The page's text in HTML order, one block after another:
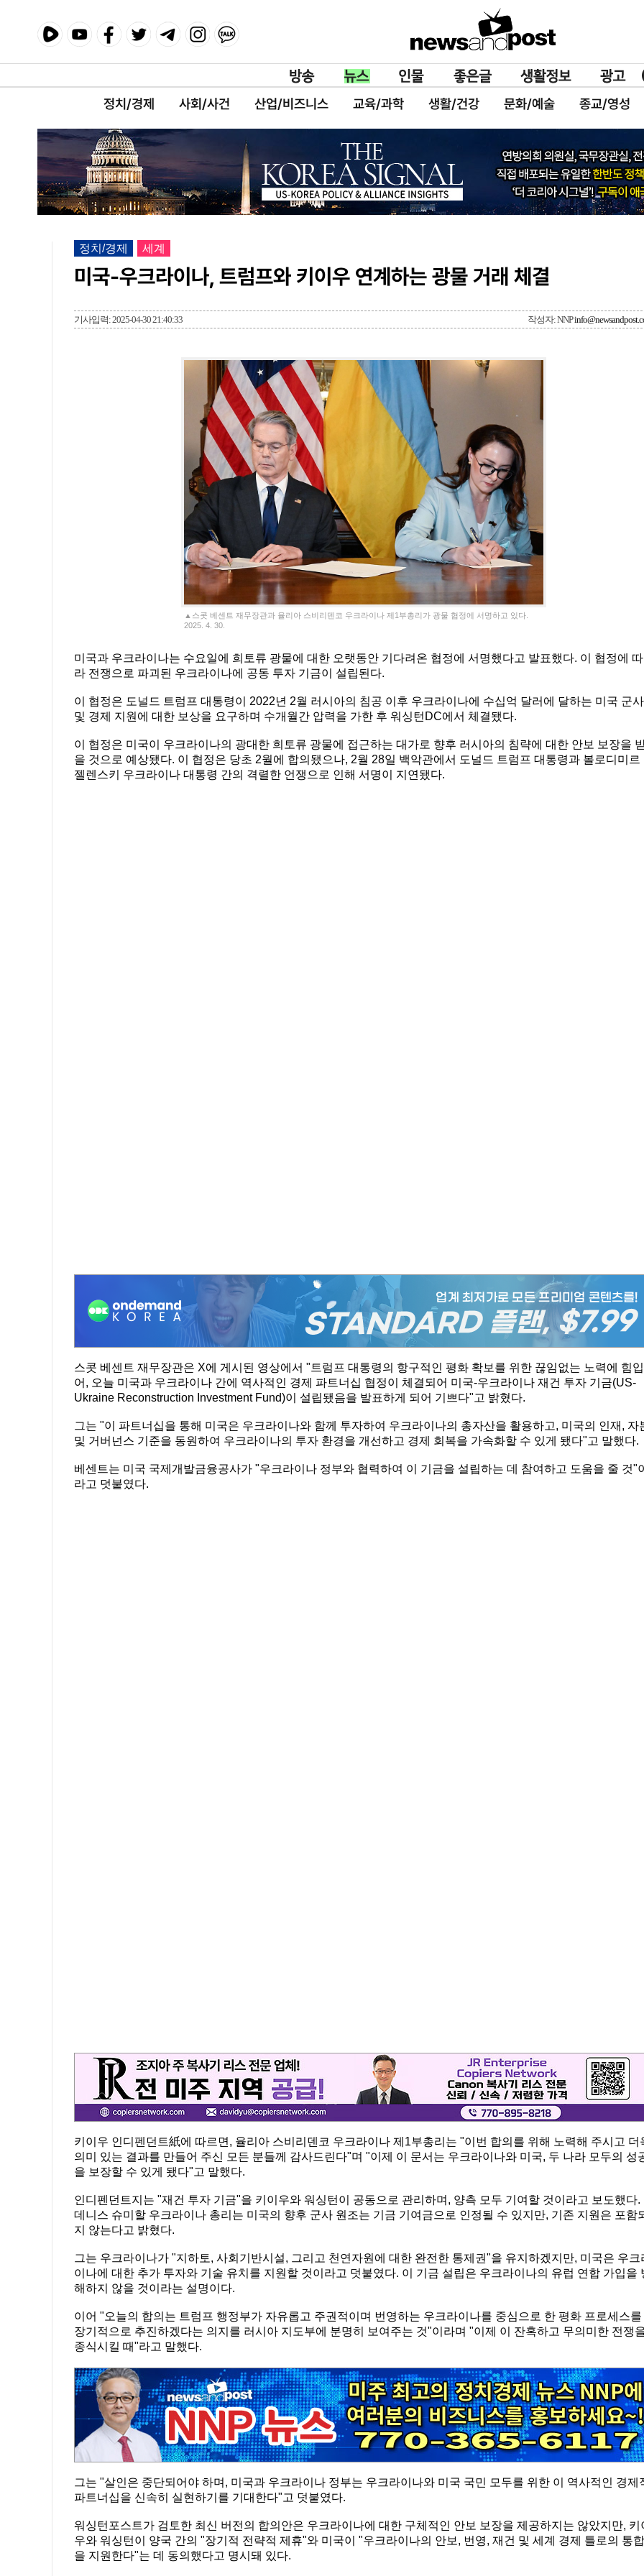
정치/경제 사회/사건 산업/비즈니스 교육/과학 생활/건강 문화/예술 종교/영성
정치/경제 세계
미국-우크라이나, 트럼프와 키이우 연계하는 광물 거래 체결
기사입력: 2025-04-30 21:40:33 작성자: NNP
▲스콧 베센트 재무장관과 율리아 스비리덴코 우크라이나 제1부총리가 광물 협정에 서명하고 있다.
2025. 4. 30.
미국과 우크라이나는 수요일에 희토류 광물에 대한 오랫동안 기다려온 협정에 서명했다고 발표했다. 이 협정에 따
라 전쟁으로 파괴된 우크라이나에 공동 투자 기금이 설립된다.
이 협정은 도널드 트럼프 대통령이 2022년 2월 러시아의 침공 이후 우크라이나에 수십억 달러에 달하는 미국 군사
및 경제 지원에 대한 보상을 요구하며 수개월간 압력을 가한 후 워싱턴DC에서 체결됐다.
이 협정은 미국이 우크라이나의 광대한 희토류 광물에 접근하는 대가로 향후 러시아의 침략에 대한 안보 보장을
을 것으로 예상됐다. 이 협정은 당초 2월에 합의됐으나, 2월 28일 백악관에서 도널드 트럼프 대통령과 볼로디미르
젤렌스키 우크라이나 대통령 간의 격렬한 언쟁으로 인해 서명이 지연됐다.
스콧 베센트 재무장관은 X에 게시된 영상에서 "트럼프 대통령의 항구적인 평화 확보를 위한 끊임없는 노력에 힘입
어, 오늘 미국과 우크라이나 간에 역사적인 경제 파트너십 협정이 체결되어 미국-우크라이나 재건 투자 기금(US-
Ukraine Reconstruction Investment Fund)이 설립됐음을 발표하게 되어 기쁘다"고 밝혔다.
그는 "이 파트너십을 통해 미국은 우크라이나와 함께 투자하여 우크라이나의 총자산을 활용하고, 미국의 인재, 자
및 거버넌스 기준을 동원하여 우크라이나의 투자 환경을 개선하고 경제 회복을 가속화할 수 있게 됐다"고 말했다.
베센트는 미국 국제개발금융공사가 "우크라이나 정부와 협력하여 이 기금을 설립하는 데 참여하고 도움을 줄 것"
라고 덧붙였다.
키이우 인디펜던트紙에 따르면, 율리아 스비리덴코 우크라이나 제1부총리는 "이번 합의를 위해 노력해 주시고 더
의미 있는 결과를 만들어 주신 모든 분들께 감사드린다"며 "이제 이 문서는 우크라이나와 미국, 두 나라 모두의 성
을 보장할 수 있게 됐다"고 말했다.
인디펜던트지는 "재건 투자 기금"을 키이우와 워싱턴이 공동으로 관리하며, 양측 모두 기여할 것이라고 보도했다.
데니스 슈미할 우크라이나 총리는 미국의 향후 군사 원조는 기금 기여금으로 인정될 수 있지만, 기존 지원은 포함
지 않는다고 밝혔다.
그는 우크라이나가 "지하토, 사회기반시설, 그리고 천연자원에 대한 완전한 통제권"을 유지하겠지만, 미국은 우크
이나에 대한 추가 투자와 기술 유치를 지원할 것이라고 덧붙였다. 이 기금 설립은 우크라이나의 유럽 연합 가입을
해하지 않을 것이라는 설명이다.
이어 "오늘의 합의는 트럼프 행정부가 자유롭고 주권적이며 번영하는 우크라이나를 중심으로 한 평화 프로세스를
장기적으로 추진하겠다는 의지를 러시아 지도부에 분명히 보여주는 것"이라며 "이제 이 잔혹하고 무의미한 전쟁
종식시킬 때"라고 말했다.
그는 "살인은 중단되어야 하며, 미국과 우크라이나 정부는 우크라이나와 미국 국민 모두를 위한 이 역사적인 경제
파트너십을 신속히 실현하기를 기대한다"고 덧붙였다.
워싱턴포스트가 검토한 최신 버전의 합의안은 우크라이나에 대한 구체적인 안보 보장을 제공하지는 않았지만, 키
우와 워싱턴이 양국 간의 "장기적 전략적 제휴"와 미국이 "우크라이나의 안보, 번영, 재건 및 세계 경제 틀로의 통합
을 지원한다"는 데 동의했다고 명시돼 있다.